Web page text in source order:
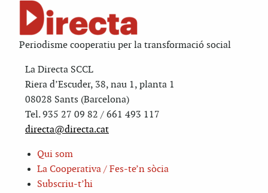
Periodisme cooperatiu per la transformació social
La Directa SCCL
Riera d’Escuder, 38, nau 1, planta 1
08028 Sants (Barcelona)
Tel. 935 27 09 82 / 661 493 117
directa@directa.cat
Qui som
La Cooperativa / Fes-te’n sòcia
Subscriu-t’hi